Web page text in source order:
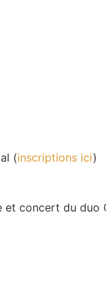
(inscriptions ici)
et concert du duo